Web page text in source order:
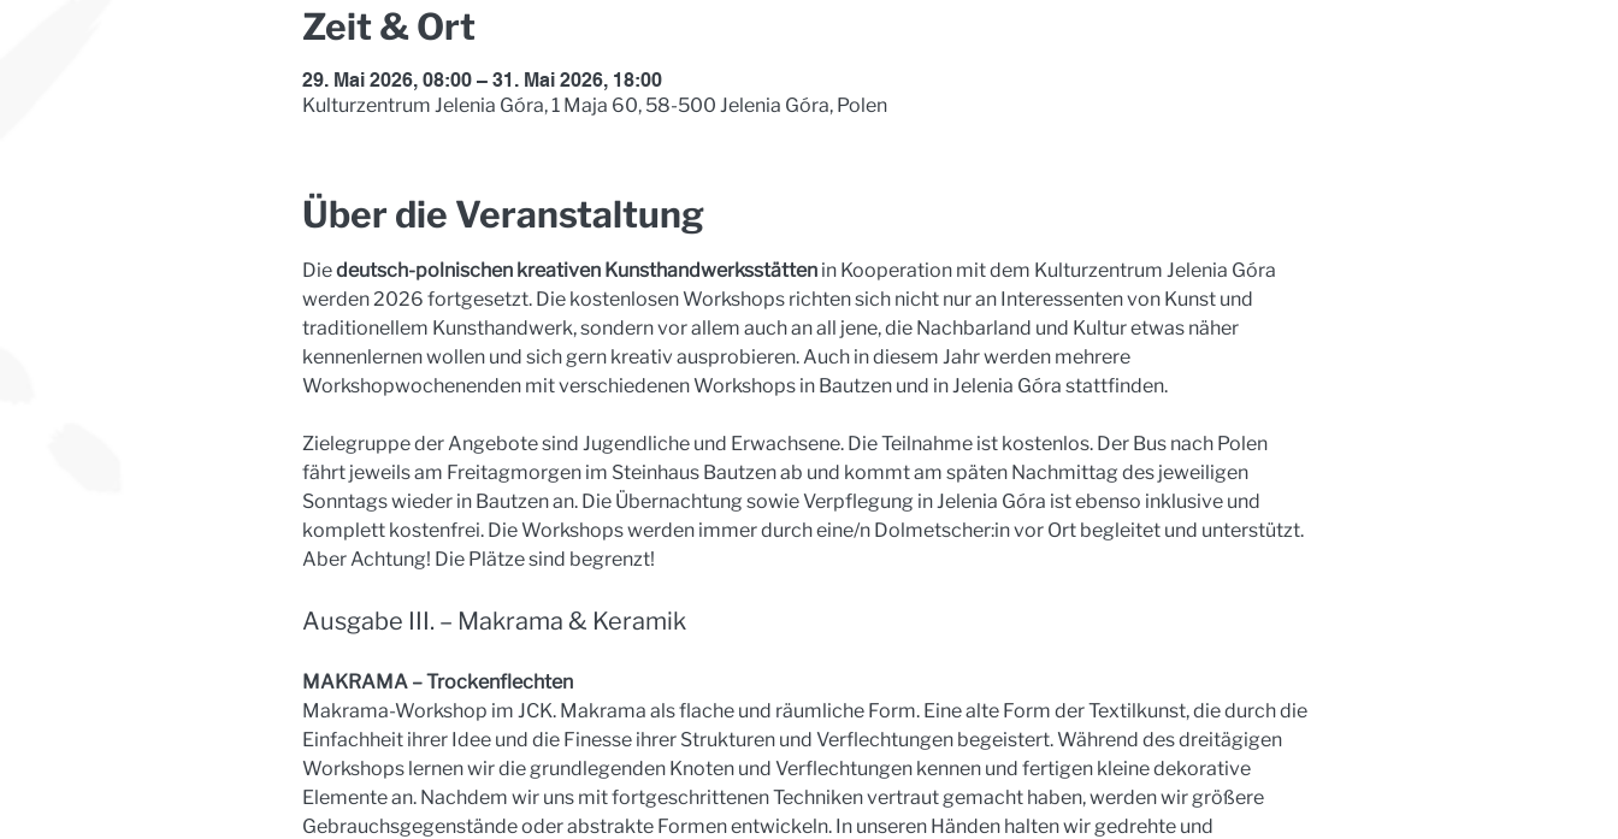
Zeit & Ort
29. Mai 2026, 08:00 – 31. Mai 2026, 18:00
Kulturzentrum Jelenia Góra, 1 Maja 60, 58-500 Jelenia Góra, Polen
Über die Veranstaltung
Die deutsch-polnischen kreativen Kunsthandwerksstätten in Kooperation mit dem Kulturzentrum Jelenia Góra
werden 2026 fortgesetzt. Die kostenlosen Workshops richten sich nicht nur an Interessenten von Kunst und
traditionellem Kunsthandwerk, sondern vor allem auch an all jene, die Nachbarland und Kultur etwas näher
kennenlernen wollen und sich gern kreativ ausprobieren. Auch in diesem Jahr werden mehrere
Workshopwochenenden mit verschiedenen Workshops in Bautzen und in Jelenia Góra stattfinden.
Zielegruppe der Angebote sind Jugendliche und Erwachsene. Die Teilnahme ist kostenlos. Der Bus nach Polen
fährt jeweils am Freitagmorgen im Steinhaus Bautzen ab und kommt am späten Nachmittag des jeweiligen
Sonntags wieder in Bautzen an. Die Übernachtung sowie Verpflegung in Jelenia Góra ist ebenso inklusive und
komplett kostenfrei. Die Workshops werden immer durch eine/n Dolmetscher:in vor Ort begleitet und unterstützt.
Aber Achtung! Die Plätze sind begrenzt!
Ausgabe III. – Makrama & Keramik
MAKRAMA – Trockenflechten
Makrama-Workshop im JCK. Makrama als flache und räumliche Form. Eine alte Form der Textilkunst, die durch die
Einfachheit ihrer Idee und die Finesse ihrer Strukturen und Verflechtungen begeistert. Während des dreitägigen
Workshops lernen wir die grundlegenden Knoten und Verflechtungen kennen und fertigen kleine dekorative
Elemente an. Nachdem wir uns mit fortgeschrittenen Techniken vertraut gemacht haben, werden wir größere
Gebrauchsgegenstände oder abstrakte Formen entwickeln. In unseren Händen halten wir gedrehte und